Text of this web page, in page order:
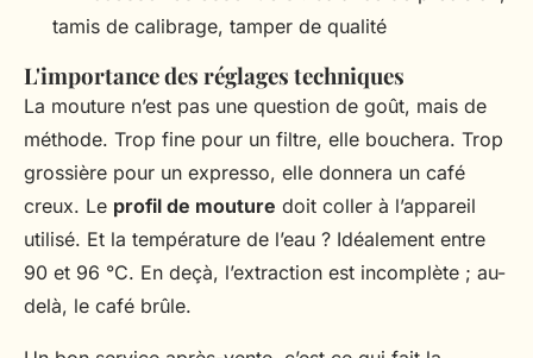
tamis de calibrage, tamper de qualité
L'importance des réglages techniques
La mouture n’est pas une question de goût, mais de
méthode. Trop fine pour un filtre, elle bouchera. Trop
grossière pour un expresso, elle donnera un café
creux. Le profil de mouture doit coller à l’appareil
utilisé. Et la température de l’eau ? Idéalement entre
90 et 96 °C. En deçà, l’extraction est incomplète ; au-
delà, le café brûle.